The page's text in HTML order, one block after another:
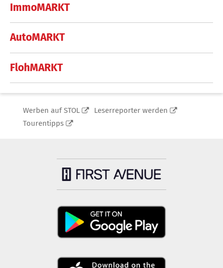
ImmoMARKT
AutoMARKT
FlohMARKT
Werben auf STOL
Leserreporter werden
Tourentipps